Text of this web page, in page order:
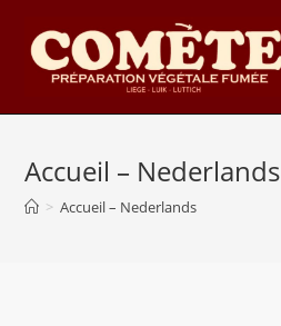
content
Accueil – Nederlands
> Accueil – Nederlands